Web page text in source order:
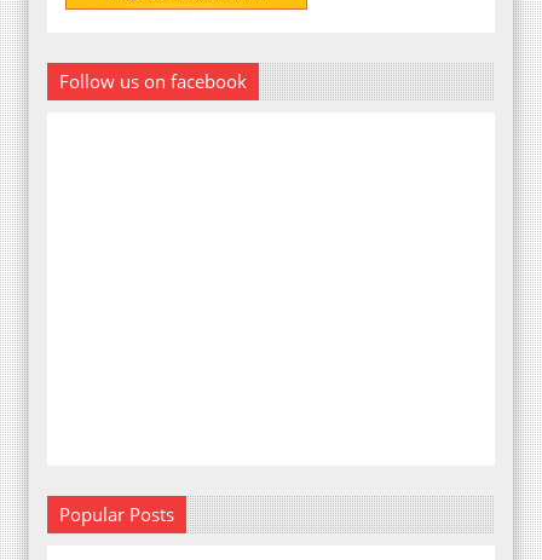
Follow us on facebook
Popular Posts